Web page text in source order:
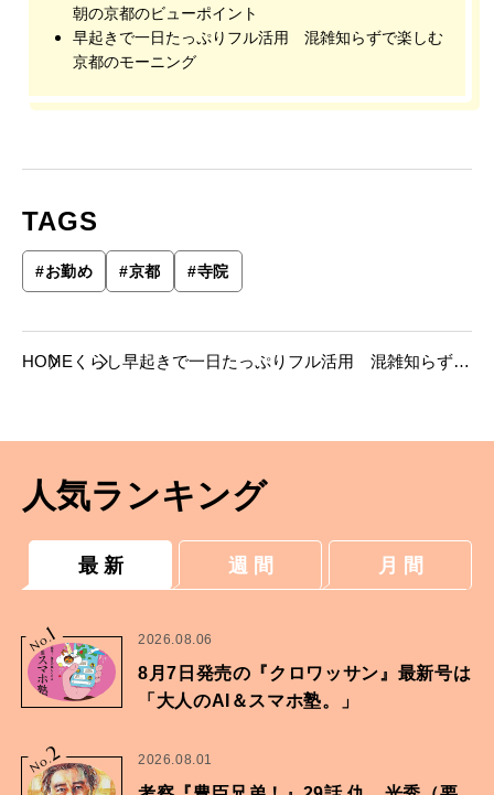
朝の京都のビューポイント
早起きで一日たっぷりフル活用 混雑知らずで楽しむ
京都のモーニング
TAGS
#お勤め #京都 #寺院
HOME くらし早起きで一日たっぷりフル活用 混雑知らずで
人気ランキング
最 新 週 間 月 間
No.
1 2026.08.06
8月7日発売の『クロワッサン』最新号は
「大人のAI＆スマホ塾。」
No.2 2026.08.01